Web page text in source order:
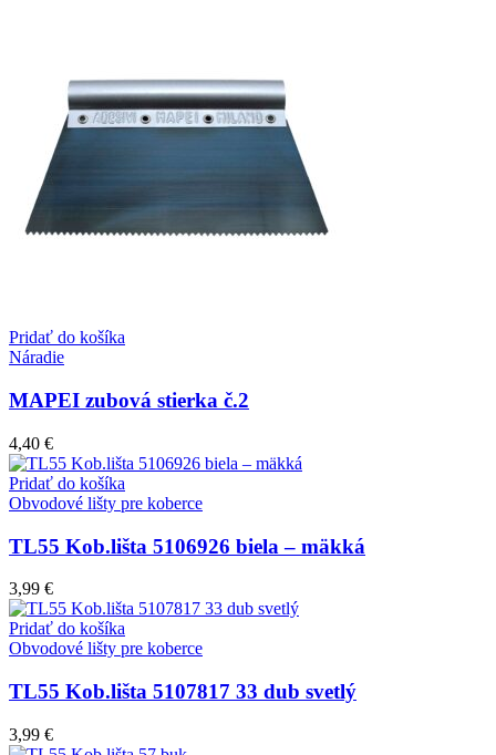
Pridať do košíka
Náradie
MAPEI zubová stierka č.2
4,40 €
Pridať do košíka
Obvodové lišty pre koberce
TL55 Kob.lišta 5106926 biela – mäkká
3,99 €
Pridať do košíka
Obvodové lišty pre koberce
TL55 Kob.lišta 5107817 33 dub svetlý
3,99 €